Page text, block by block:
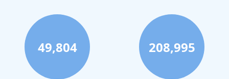
49,804 208,995